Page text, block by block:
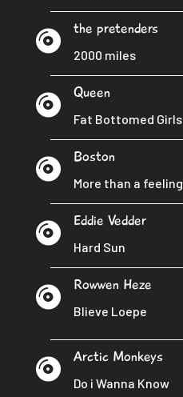
 the pretenders
2000 miles
 Queen
Fat Bottomed Girls
 Boston
More than a feeling
 Eddie Vedder
Hard Sun
 Rowwen Heze
Blieve Loepe
 Arctic Monkeys
Do i Wanna Know